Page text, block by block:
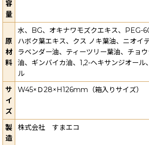
容
量
原
材
料
水、BG、オキナワモズクエキス、PEG-
ハボク葉エキス、クス ノキ葉油、ニオイ
ラベンダー油、ティーツリー葉油、チョ
油、ギンバイカ油、1,2-ヘキサンジオール
ル
サ
イ
ズ
W45×Ｄ28×H126mm（箱入りサイズ）
製
造
株式会社 すまエコ